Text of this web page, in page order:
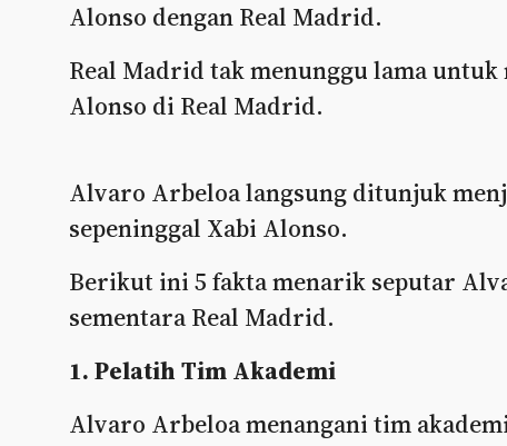
Alonso dengan Real Madrid.
Real Madrid tak menunggu lama
Alonso di Real Madrid.
Alvaro Arbeloa langsung ditunjuk
sepeninggal Xabi Alonso.
Berikut ini 5 fakta menarik seputar
sementara Real Madrid.
1. Pelatih Tim Akademi
Alvaro Arbeloa menangani tim